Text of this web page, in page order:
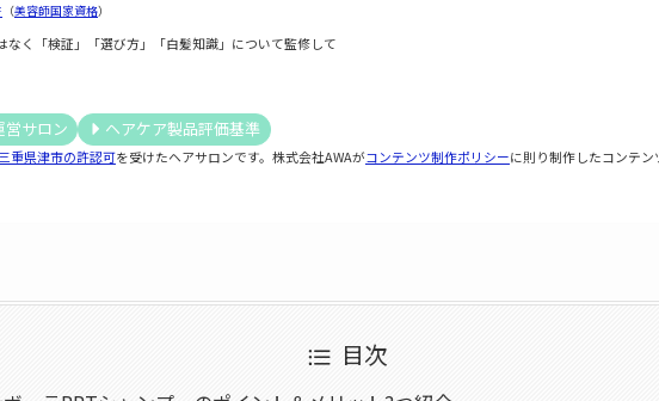
（美容師国家資格）
なく「検証」「選び方」「白髪知識」について監修して
営サロン ヘアケア製品評価基準
三重県津市の許認可を受けたヘアサロンです。株式会社AWAがコンテンツ制作ポリシーに則り制作したコンテン
目次